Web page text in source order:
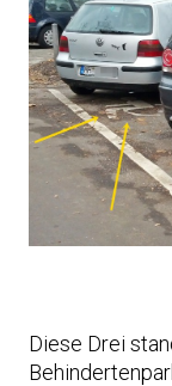
Diese Drei